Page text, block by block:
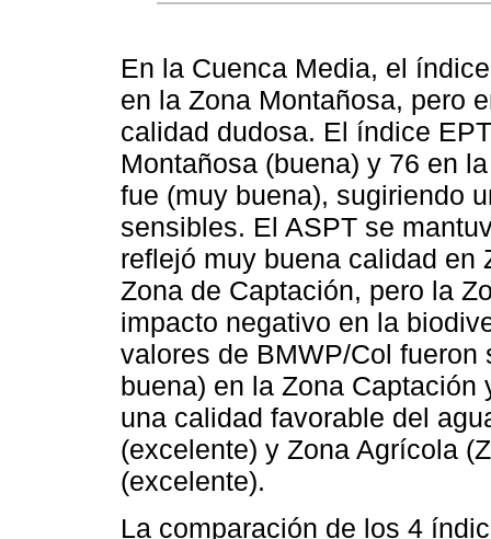
En la Cuenca Media, el
en la Zona Montañosa, pero
calidad dudosa. El índice
Montañosa (buena) y 76 en
fue (muy buena), sugiriendo
sensibles. El ASPT se
reflejó muy buena calidad en
Zona de Captación, pero la
impacto negativo en la
valores de BMWP/Col
buena) en la Zona
una calidad favorable del
(excelente) y Zona Agrícola
(excelente).
La comparación de los 4